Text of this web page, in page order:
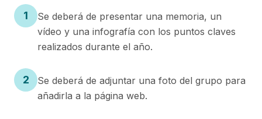
1
Se deberá de presentar una memoria, un
vídeo y una infografía con los puntos claves
realizados durante el año.
2
Se deberá de adjuntar una foto del grupo para
añadirla a la página web.